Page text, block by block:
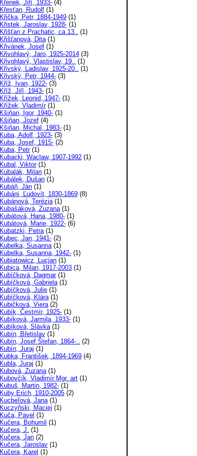
Křenek, Jiří, 1933- (4)
Křesťan, Rudolf (1)
Křička, Petr, 1884-1949 (1)
Křistek, Jaroslav, 1928- (1)
Křišťan z Prachatic, ca 13.. (1)
Křišťanová, Dita(1)
Křivánek, Josef (1)
Křivohlavý, Jaro, 1925-2014 (3)
Křivohlavý, Vlastislav, 19.. (1)
Křivský, Ladislav, 1925-20.. (1)
Křivský, Petr, 1944- (3)
Kříž, Ivan, 1922- (3)
Kříž, Jiří, 1943- (1)
Křížek, Leonid, 1947- (1)
Křížek, Vladimír(1)
Kšiňan, Igor, 1940- (1)
Kšiňan, Jozef (4)
Kšiňan, Michal, 1983- (1)
Kuba, Adolf, 1923- (3)
Kuba, Josef, 1915- (2)
Kuba, Petr(1)
Kubacki, Waclaw, 1907-1992 (1)
Kubal, Viktor(1)
Kubalák, Milan (1)
Kubálek, Dušan (1)
Kubáň, Ján (1)
Kubáni, Ľudovít, 1830-1869 (8)
Kubánová, Terézia(1)
Kubašáková, Zuzana(1)
Kubátová, Hana, 1980- (1)
Kubátová, Marie, 1922- (6)
Kubatzki, Petra(1)
Kubec, Jan, 1941- (2)
Kubelka, Susanna(1)
Kubelka, Susanna, 1942- (1)
Kubiatowicz, Lucjan (1)
Kubica, Milan, 1917-2003 (1)
Kubíčková, Dagmar(1)
Kubíčková, Gabriela(1)
Kubíčková, Julie (1)
Kubíčková, Klára(1)
Kubičková, Viera(2)
Kubík, Čestmír, 1925- (1)
Kubíková, Jarmila, 1933- (1)
Kubíková, Slávka(1)
Kubín, Břetislav (1)
Kubín, Josef Štefan, 1864-.. (2)
Kubín, Juraj (1)
Kubka, František, 1894-1969 (4)
Kubla, Juraj (1)
Kubová, Zuzana(1)
Kubovčík, Vladimír Mgr. art (1)
Kubuš, Martin, 1982- (1)
Kuby Erich, 1910-2005 (2)
Kucbeľová, Jana(1)
Kuczyňski, Maciej (1)
Kuča, Pavel (1)
Kučera, Bohumil (1)
Kučera, J. (1)
Kučera, Jan (2)
Kučera, Jaroslav (1)
Kučera, Karel (1)